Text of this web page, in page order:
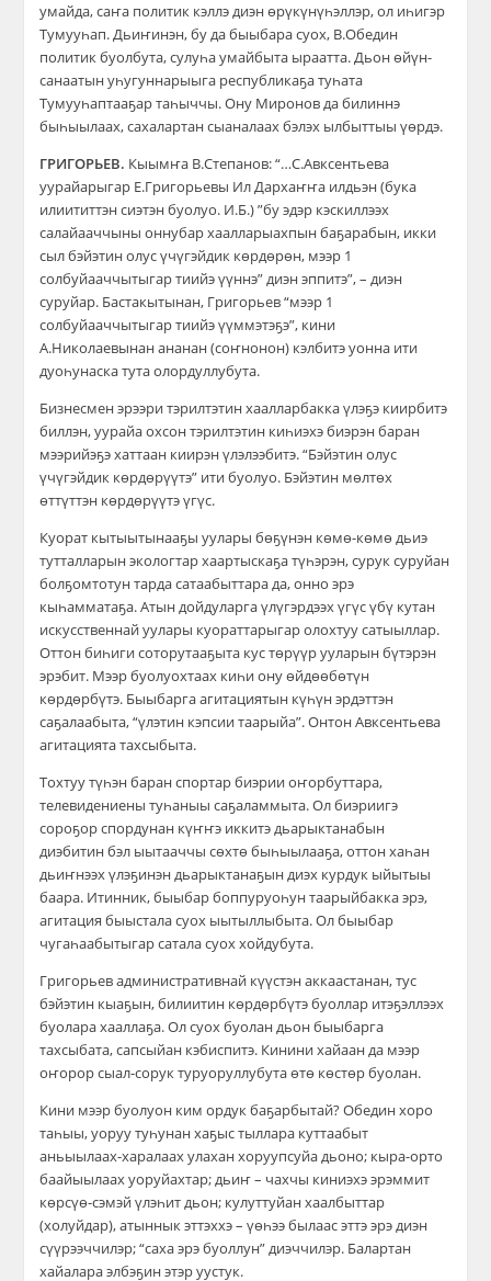
умайда, саҥа политик кэллэ диэн өрүкүнүһэллэр, ол иһигэр
Тумууһап. Дьиҥинэн, бу да быыбара суох, В.Обедин
политик буолбута, сулуһа умайбыта ыраатта. Дьон өйүн-
санаатын уһугуннарыыга республикаҕа туһата
Тумууһаптааҕар таһыччы. Ону Миронов да билиннэ
быһыылаах, сахалартан сыаналаах бэлэх ылбыттыы үөрдэ.
ГРИГОРЬЕВ. Кыымҥа В.Степанов: “…С.Авксентьева
уурайарыгар Е.Григорьевы Ил Дархаҥҥа илдьэн (бука
илиититтэн сиэтэн буолуо. И.Б.) ”бу эдэр кэскиллээх
салайааччыны оннубар хаалларыахпын баҕарабын, икки
сыл бэйэтин олус үчүгэйдик көрдөрөн, мээр 1
солбуйааччытыгар тиийэ үүннэ” диэн эппитэ”, – диэн
суруйар. Бастакытынан, Григорьев “мээр 1
солбуйааччытыгар тиийэ үүммэтэҕэ”, кини
А.Николаевынан ананан (соҥнонон) кэлбитэ уонна ити
дуоһунаска тута олордуллубута.
Бизнесмен эрээри тэрилтэтин хаалларбакка үлэҕэ киирбитэ
биллэн, уурайа охсон тэрилтэтин киһиэхэ биэрэн баран
мээрийэҕэ хаттаан киирэн үлэлээбитэ. “Бэйэтин олус
үчүгэйдик көрдөрүүтэ” ити буолуо. Бэйэтин мөлтөх
өттүттэн көрдөрүүтэ үгүс.
Куорат кытыытынааҕы уулары бөҕүнэн көмө-көмө дьиэ
тутталларын экологтар хаартыскаҕа түһэрэн, сурук суруйан
болҕомтотун тарда сатаабыттара да, онно эрэ
кыһамматаҕа. Атын дойдуларга үлүгэрдээх үгүс үбү кутан
искусственнай уулары куораттарыгар олохтуу сатыыллар.
Оттон биһиги соторутааҕыта кус төрүүр ууларын бүтэрэн
эрэбит. Мээр буолуохтаах киһи ону өйдөөбөтүн
көрдөрбүтэ. Быыбарга агитациятын күһүн эрдэттэн
саҕалаабыта, “үлэтин кэпсии таарыйа”. Онтон Авксентьева
агитацията тахсыбыта.
Тохтуу түһэн баран спортар биэрии оҥорбуттара,
телевидениены туһаныы саҕаламмыта. Ол биэриигэ
сороҕор спордунан күҥҥэ иккитэ дьарыктанабын
диэбитин бэл ыытааччы сөхтө быһыылааҕа, оттон хаһан
дьиҥнээх үлэҕинэн дьарыктанаҕын диэх курдук ыйытыы
баара. Итинник, быыбар боппуруоһун таарыйбакка эрэ,
агитация быыстала суох ыытыллыбыта. Ол быыбар
чугаһаабытыгар сатала суох хойдубута.
Григорьев административнай күүстэн аккаастанан, тус
бэйэтин кыаҕын, билиитин көрдөрбүтэ буоллар итэҕэллээх
буолара хааллаҕа. Ол суох буолан дьон быыбарга
тахсыбата, сапсыйан кэбиспитэ. Кинини хайаан да мээр
оҥорор сыал-сорук туруоруллубута өтө көстөр буолан.
Кини мээр буолуон ким ордук баҕарбытай? Обедин хоро
таһыы, уоруу туһунан хаҕыс тыллара куттаабыт
аньыылаах-харалаах улахан хоруупсуйа дьоно; кыра-орто
баайыылаах уоруйахтар; дьиҥ – чахчы киниэхэ эрэммит
көрсүө-сэмэй үлэһит дьон; кулуттуйан хаалбыттар
(холуйдар), атыннык эттэххэ – үөһээ былаас эттэ эрэ диэн
сүүрээччилэр; “саха эрэ буоллун” диэччилэр. Балартан
хайалара элбэҕин этэр уустук.